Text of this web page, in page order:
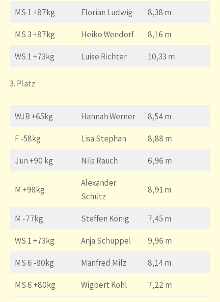
MS 1 +87kg Florian Ludwig 8,38 m
MS 3 +87kg Heiko Wendorf 8,16 m
WS 1 +73kg Luise Richter 10,33 m
3. Platz
WJB +65kg Hannah Werner 8,54 m
F -58kg Lisa Stephan 8,88 m
Jun +90 kg Nils Rauch 6,96 m
M +98kg
Alexander
Schütz
8,91 m
M -77kg Steffen König 7,45 m
WS 1 +73kg Anja Schüppel 9,96 m
MS 6 -80kg Manfred Milz 8,14 m
MS 6 +80kg Wigbert Kohl 7,22 m